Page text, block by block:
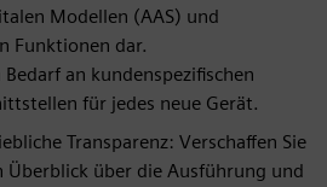
Modellen (AAS) und
Funktionen dar.
Bedarf an kundenspezifischen
für jedes neue Gerät.
Transparenz: Verschaffen Sie
Überblick über die Ausführung und